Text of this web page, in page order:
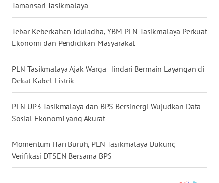
Tamansari Tasikmalaya
Tebar Keberkahan Iduladha, YBM PLN Tasikmalaya Perkuat
Ekonomi dan Pendidikan Masyarakat
PLN Tasikmalaya Ajak Warga Hindari Bermain Layangan di
Dekat Kabel Listrik
PLN UP3 Tasikmalaya dan BPS Bersinergi Wujudkan Data
Sosial Ekonomi yang Akurat
Momentum Hari Buruh, PLN Tasikmalaya Dukung
Verifikasi DTSEN Bersama BPS
WN
KALTIM
WN
SULSEL
WN
GORONTALO
WN
SULUT